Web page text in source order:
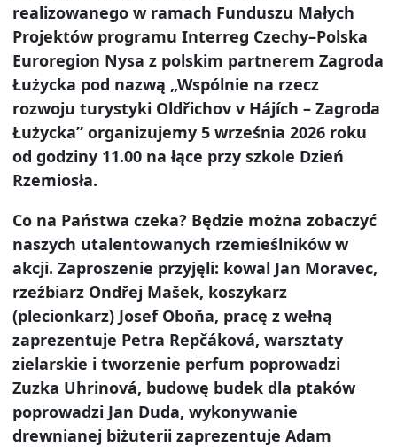
realizowanego w ramach Funduszu Małych
Projektów programu Interreg Czechy–Polska
Euroregion Nysa z polskim partnerem Zagroda
Łużycka pod nazwą „Wspólnie na rzecz
rozwoju turystyki Oldřichov v Hájích – Zagroda
Łużycka” organizujemy 5 września 2026 roku
od godziny 11.00 na łące przy szkole Dzień
Rzemiosła.
Co na Państwa czeka? Będzie można zobaczyć
naszych utalentowanych rzemieślników w
akcji. Zaproszenie przyjęli: kowal Jan Moravec,
rzeźbiarz Ondřej Mašek, koszykarz
(plecionkarz) Josef Oboňa, pracę z wełną
zaprezentuje Petra Repčáková, warsztaty
zielarskie i tworzenie perfum poprowadzi
Zuzka Uhrinová, budowę budek dla ptaków
poprowadzi Jan Duda, wykonywanie
drewnianej biżuterii zaprezentuje Adam